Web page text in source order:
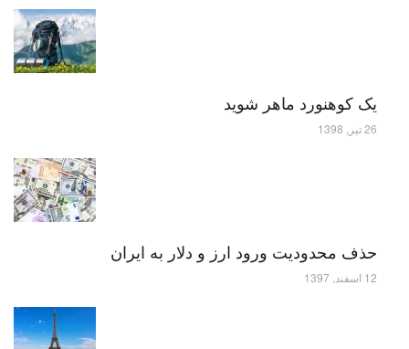
یک کوهنورد ماهر شوید
26 تیر, 1398
حذف محدودیت ورود ارز و دلار به ایران
12 اسفند, 1397